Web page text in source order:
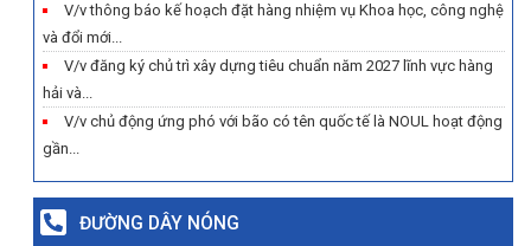
V/v thông báo kế hoạch đặt hàng nhiệm vụ Khoa học, công nghệ
và đổi mới...
V/v đăng ký chủ trì xây dựng tiêu chuẩn năm 2027 lĩnh vực hàng
hải và...
V/v chủ động ứng phó với bão có tên quốc tế là NOUL hoạt động
gần...
ĐƯỜNG DÂY NÓNG